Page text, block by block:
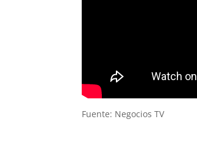
Fuente: Negocios TV